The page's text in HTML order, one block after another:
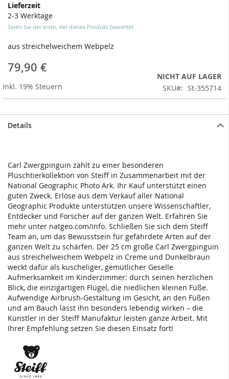
Lieferzeit
2-3 Werktage
Seien Sie der erste, der dieses Produkt bewertet
aus streichelweichem Webpelz
79,90 €
Inkl. 19% Steuern
NICHT AUF LAGER
SKU
St-355714
springen
Details
Carl Zwergpinguin zählt zu einer besonderen
Plüschtierkollektion von Steiff in Zusammenarbeit mit der
National Geographic Photo Ark. Ihr Kauf unterstützt einen
guten Zweck. Erlöse aus dem Verkauf aller National
Geographic Produkte unterstützen unsere Wissenschaftler,
Entdecker und Forscher auf der ganzen Welt. Erfahren Sie
mehr unter natgeo.com/info. Schließen Sie sich dem Steiff
Team an, um das Bewusstsein für gefährdete Arten auf der
ganzen Welt zu schärfen. Der 25 cm große Carl Zwergpinguin
aus streichelweichem Webpelz in Creme und Dunkelbraun
weckt dafür als kuscheliger, gemütlicher Geselle
Aufmerksamkeit im Kinderzimmer: durch seinen herzlichen
Blick, die einzigartigen Flügel, die niedlichen kleinen Füße.
Aufwendige Airbrush-Gestaltung im Gesicht, an den Füßen
und am Bauch lässt ihn besonders lebendig wirken – die
Künstler in der Steiff Manufaktur leisten ganze Arbeit. Mit
Ihrer Empfehlung setzen Sie diesen Einsatz fort!